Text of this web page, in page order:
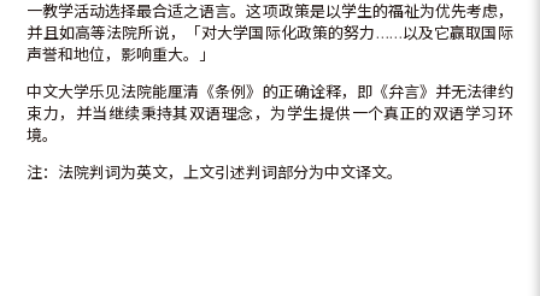
一教学活动选择最合适之语言。这项政策是以学生的福祉为优先考虑，
并且如高等法院所说，「对大学国际化政策的努力……以及它赢取国际
声誉和地位，影响重大。」
中文大学乐见法院能厘清《条例》的正确诠释，即《弁言》并无法律约
束力，并当继续秉持其双语理念，为学生提供一个真正的双语学习环
境。
注：法院判词为英文，上文引述判词部分为中文译文。